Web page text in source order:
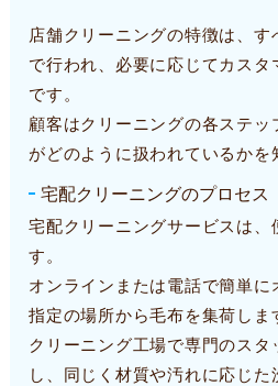
店舗クリーニングの特徴は、
で行われ、必要に応じてカスタ
です。
顧客はクリーニングの各ステ
がどのように扱われているかを
宅配クリーニングのプロセス
宅配クリーニングサービスは、
す。
オンラインまたは電話で簡単
指定の場所から毛布を集荷しま
クリーニング工場で専門のス
し、同じく材質や汚れに応じた